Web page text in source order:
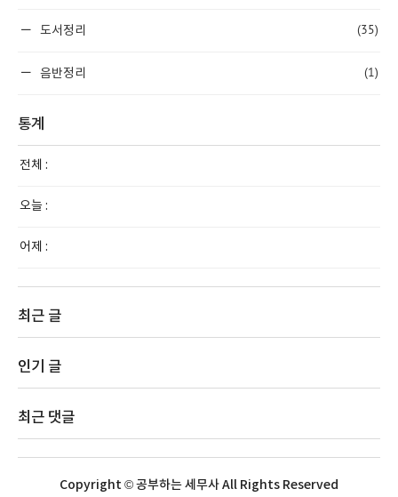
도서정리 (35)
음반정리 (1)
통계
전체 :
오늘 :
어제 :
최근 글
인기 글
최근 댓글
Copyright © 공부하는 세무사 All Rights Reserved